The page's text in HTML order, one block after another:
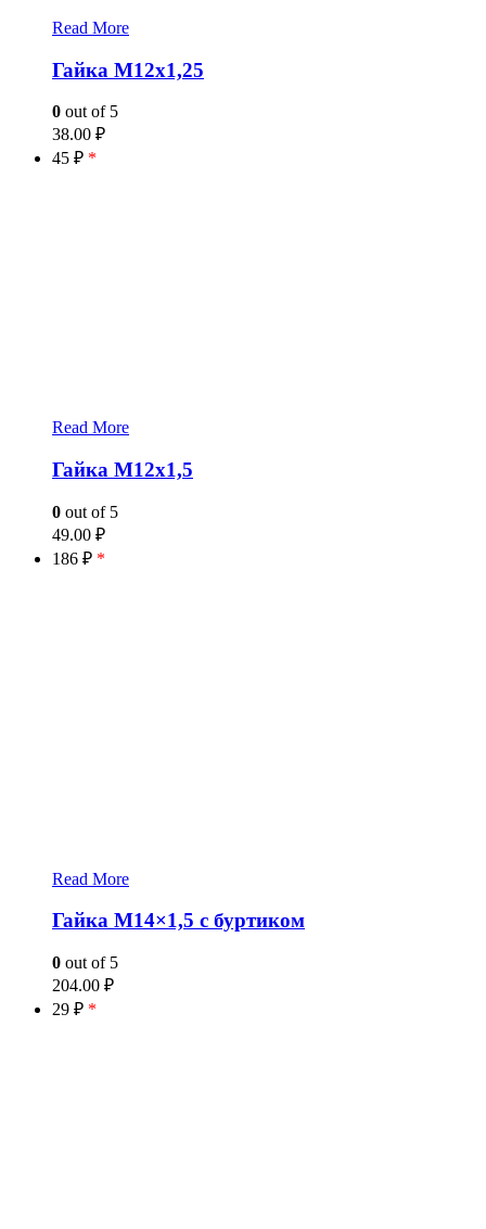
Read More
Гайка М12х1,25
0 out of 5
38.00 ₽
45 ₽ *
Read More
Гайка М12х1,5
0 out of 5
49.00 ₽
186 ₽ *
Read More
Гайка М14×1,5 с буртиком
0 out of 5
204.00 ₽
29 ₽ *